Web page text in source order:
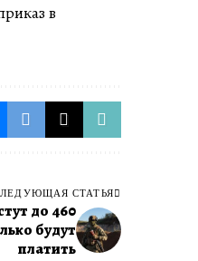
в
СТАТЬЯ
до 460
будут
платить